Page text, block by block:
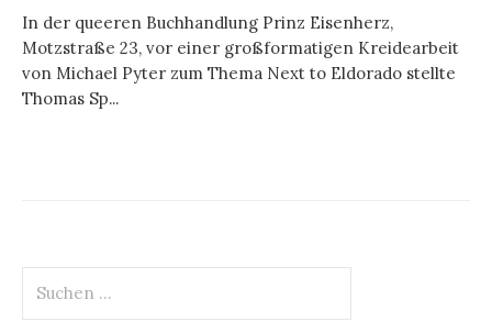
In der queeren Buchhandlung Prinz Eisenherz,
Motzstraße 23, vor einer großformatigen Kreidearbeit
von Michael Pyter zum Thema Next to Eldorado stellte
Thomas Sp...
nach: